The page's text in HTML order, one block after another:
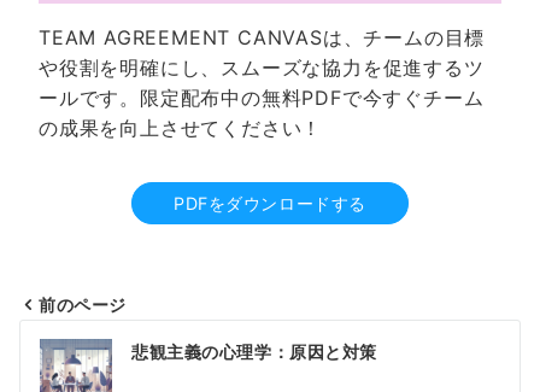
TEAM AGREEMENT CANVASは、チームの目標
や役割を明確にし、スムーズな協力を促進するツ
ールです。限定配布中の無料PDFで今すぐチーム
の成果を向上させてください！
PDFをダウンロードする
投
稿
前のページ
悲観主義の心理学：原因と対策